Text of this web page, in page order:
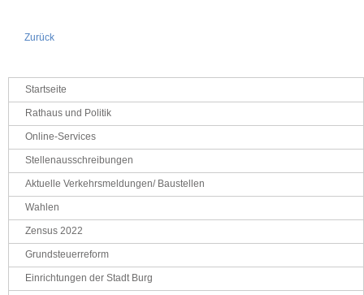
Zurück
Navigation
überspringen
Startseite
Rathaus und Politik
Online-Services
Stellenausschreibungen
Aktuelle Verkehrsmeldungen/ Baustellen
Wahlen
Zensus 2022
Grundsteuerreform
Einrichtungen der Stadt Burg